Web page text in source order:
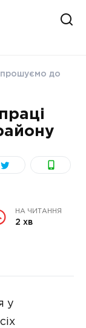
до
НА ЧИТАННЯ
2 хв
у